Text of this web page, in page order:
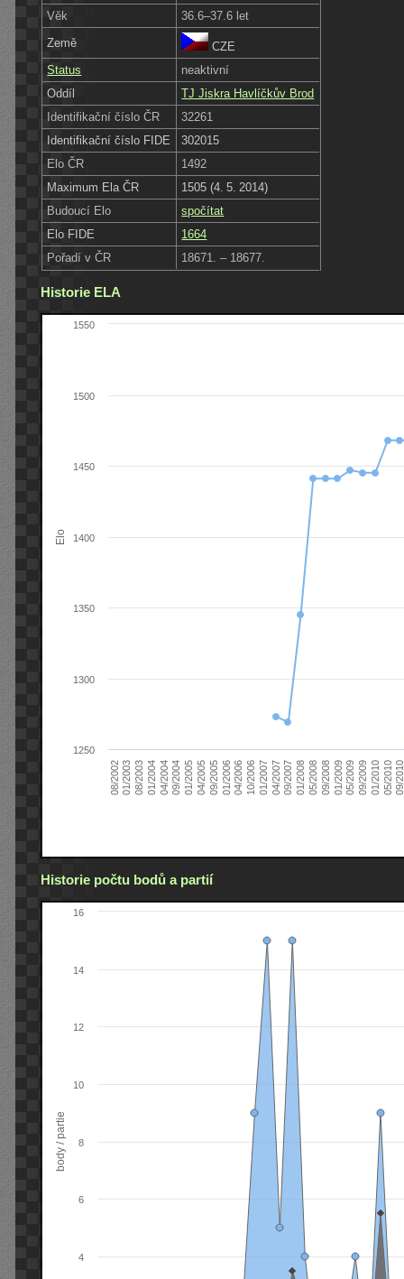
Věk
36.6–37.6 let
Země
CZE
Status
neaktivní
Oddíl
TJ Jiskra Havlíčkův Brod
Identifikační číslo ČR
32261
Identifikační číslo FIDE
302015
Elo ČR
1492
Maximum Ela ČR
1505 (4. 5. 2014)
Budoucí Elo
spočítat
Elo FIDE
1664
Pořadí v ČR
18671. – 18677.
Historie ELA
Elo
08/200201/200308/200301/200404/200409/200401/200504/200509/200501/200604/200610/200601/200704/200709/200701/200805/200809/200801/200905/200909/200901/201005/201009/
1250
1300
1350
1400
1450
1500
1550
Historie počtu bodů a partií
body / partie
4
6
8
10
12
14
16